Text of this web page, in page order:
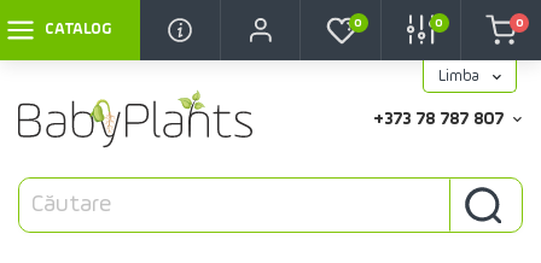
CATALOG
Limba
0 0 0
+373 78 787 807